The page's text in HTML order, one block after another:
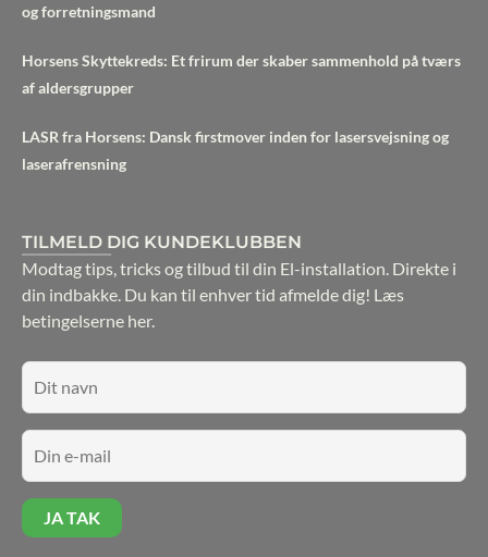
og forretningsmand
Horsens Skyttekreds: Et frirum der skaber sammenhold på tværs
af aldersgrupper
LASR fra Horsens: Dansk firstmover inden for lasersvejsning og
laserafrensning
TILMELD DIG KUNDEKLUBBEN
Modtag tips, tricks og tilbud til din El-installation. Direkte i
din indbakke. Du kan til enhver tid afmelde dig! Læs
betingelserne her.